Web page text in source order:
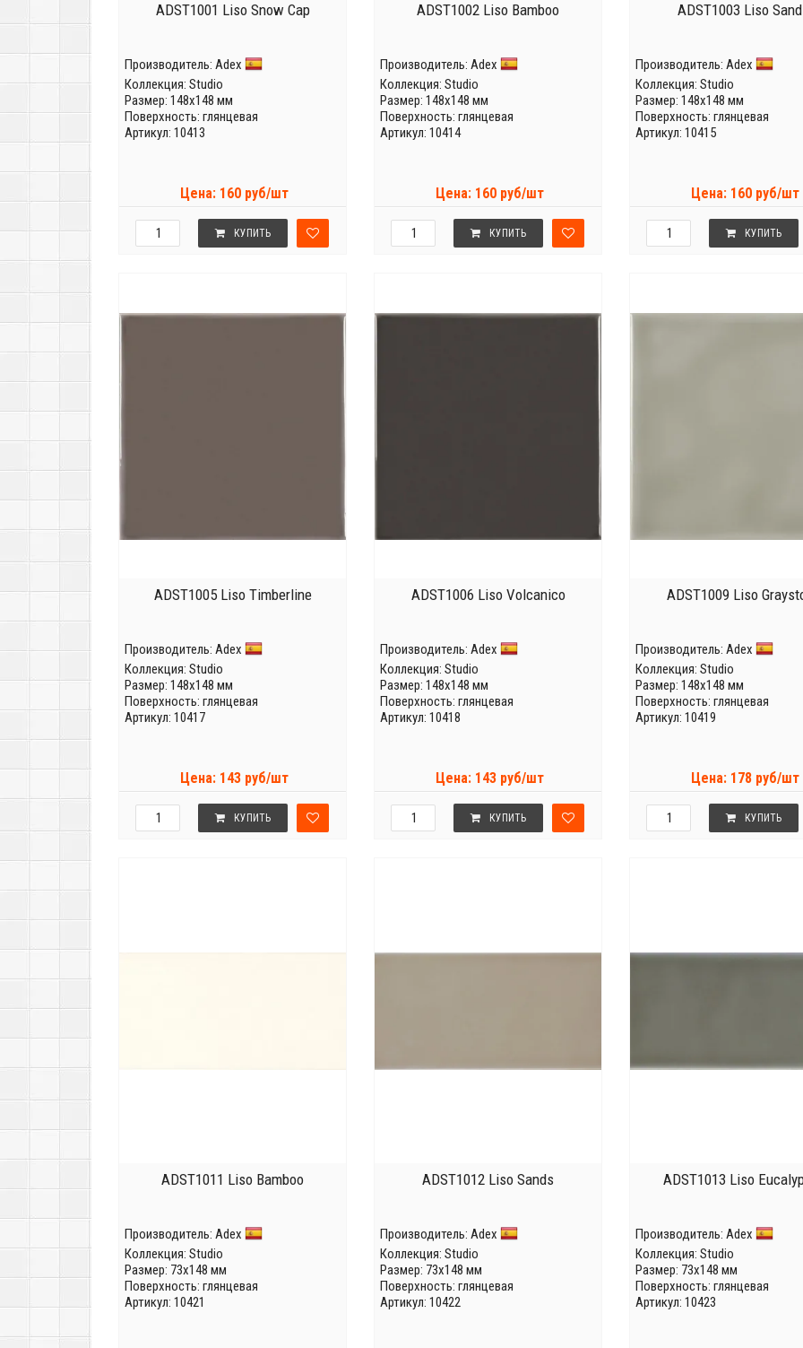
ADST1001 Liso Snow Cap
Производитель: Adex
Коллекция: Studio
Размер: 148x148 мм
Поверхность: глянцевая
Артикул: 10413
Цена: 160 руб/шт
КУПИТЬ
ADST1002 Liso Bamboo
Производитель: Adex
Коллекция: Studio
Размер: 148x148 мм
Поверхность: глянцевая
Артикул: 10414
Цена: 160 руб/шт
КУПИТЬ
ADST1003 Liso
Производитель: Adex
Коллекция: Studio
Размер: 148x148 мм
Поверхность: глянцевая
Артикул: 10415
Цена: 160 руб/шт
КУПИТЬ
ADST1005 Liso Timberline
Производитель: Adex
Коллекция: Studio
Размер: 148x148 мм
Поверхность: глянцевая
Артикул: 10417
Цена: 143 руб/шт
КУПИТЬ
ADST1006 Liso Volcanico
Производитель: Adex
Коллекция: Studio
Размер: 148x148 мм
Поверхность: глянцевая
Артикул: 10418
Цена: 143 руб/шт
КУПИТЬ
ADST1009 Liso
Производитель: Adex
Коллекция: Studio
Размер: 148x148 мм
Поверхность: глянцевая
Артикул: 10419
Цена: 178 руб/шт
КУПИТЬ
ADST1011 Liso Bamboo
Производитель: Adex
Коллекция: Studio
Размер: 73x148 мм
Поверхность: глянцевая
Артикул: 10421
ADST1012 Liso Sands
Производитель: Adex
Коллекция: Studio
Размер: 73x148 мм
Поверхность: глянцевая
Артикул: 10422
ADST1013 Liso
Производитель: Adex
Коллекция: Studio
Размер: 73x148 мм
Поверхность: глянцевая
Артикул: 10423